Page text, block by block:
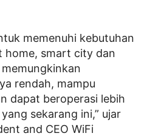
memenuhi kebutuhan
home, smart city dan
rendah, mampu
dapat beroperasi lebih
sekarang ini,” ujar
and CEO WiFi